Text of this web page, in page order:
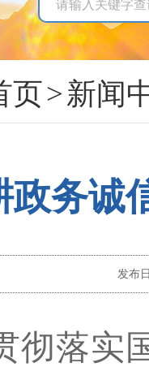
页>新闻
政务诚
发布
彻落实